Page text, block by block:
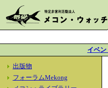
イベン
出版物
フォーラムMekong